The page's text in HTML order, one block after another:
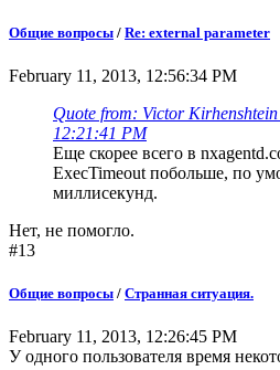
Общие вопросы / Re: external parameter
February 11, 2013, 12:56:34 PM
Quote from: Victor
12:21:41 PM
Еще скорее всего в
ExecTimeout побольше, по
миллисекунд.
Нет, не помогло.
#13
Общие вопросы / Странная ситуация.
February 11, 2013, 12:26:45 PM
У одного пользователя время